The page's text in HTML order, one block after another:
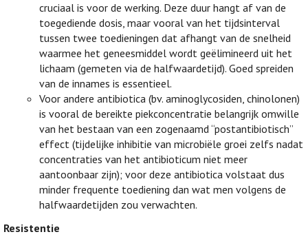
cruciaal is voor de werking. Deze duur hangt af van de
toegediende dosis, maar vooral van het tijdsinterval
tussen twee toedieningen dat afhangt van de snelheid
waarmee het geneesmiddel wordt geëlimineerd uit het
lichaam (gemeten via de halfwaardetijd). Goed spreiden
van de innames is essentieel.
Voor andere antibiotica (bv. aminoglycosiden, chinolonen)
is vooral de bereikte piekconcentratie belangrijk omwille
van het bestaan van een zogenaamd “postantibiotisch”
effect (tijdelijke inhibitie van microbiële groei zelfs nadat
concentraties van het antibioticum niet meer
aantoonbaar zijn); voor deze antibiotica volstaat dus
minder frequente toediening dan wat men volgens de
halfwaardetijden zou verwachten.
Resistentie